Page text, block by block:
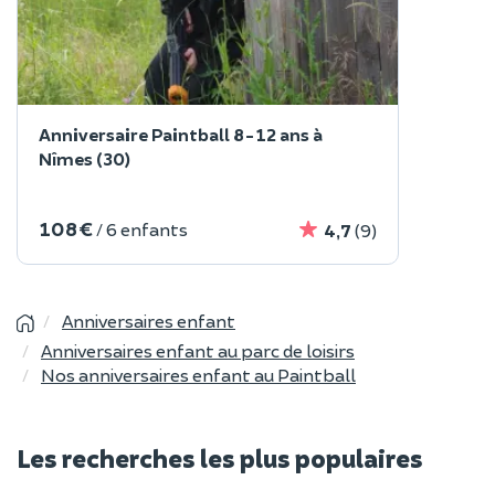
Anniversaire Paintball 8-12 ans à
Nîmes (30)
108 € / 6 enfants 4,7 (9)
Anniversaires enfant
Anniversaires enfant au parc de loisirs
Nos anniversaires enfant au Paintball
Les recherches les plus populaires